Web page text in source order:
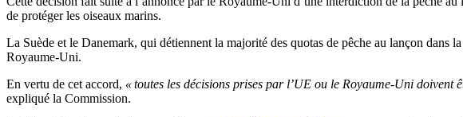
de protéger les oiseaux marins.
La Suède et le Danemark, qui détiennent la majorité des quotas de pêche au lançon
Royaume-Uni.
En vertu de cet accord, « toutes les décisions prises par l’UE ou le Royaume-Uni doivent
expliqué la Commission.